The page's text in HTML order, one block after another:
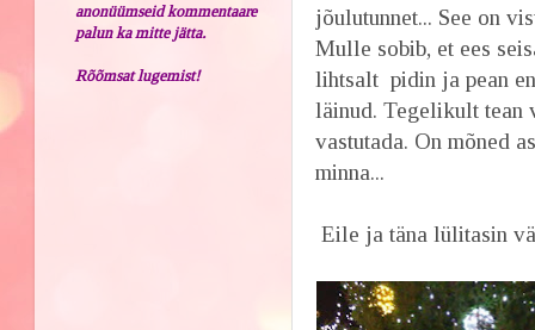
jõulutunnet... See on
Mulle sobib, et ees
lihtsalt pidin ja pean
läinud. Tegelikult tean
vastutada. On mõned
minna...
Eile ja täna lülitasin
anonüümseid kommentaare
palun ka mitte jätta.
Rõõmsat lugemist!